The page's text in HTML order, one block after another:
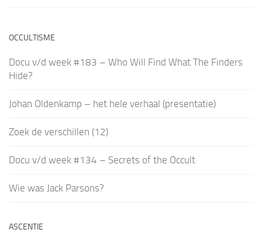
OCCULTISME
Docu v/d week #183 – Who Will Find What The Finders
Hide?
Johan Oldenkamp – het hele verhaal (presentatie)
Zoek de verschillen (12)
Docu v/d week #134 – Secrets of the Occult
Wie was Jack Parsons?
ASCENTIE